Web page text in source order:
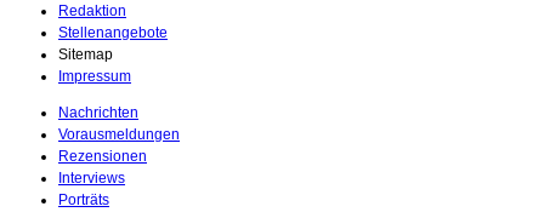
Redaktion
Stellenangebote
Sitemap
Impressum
Nachrichten
Vorausmeldungen
Rezensionen
Interviews
Porträts